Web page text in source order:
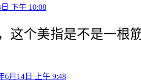
下午 10:08
这个美指是不是一根
6月14日 上午 9:48